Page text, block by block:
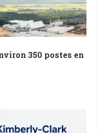
350 postes en